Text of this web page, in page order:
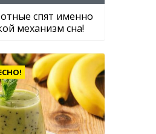
спят именно
механизм сна!